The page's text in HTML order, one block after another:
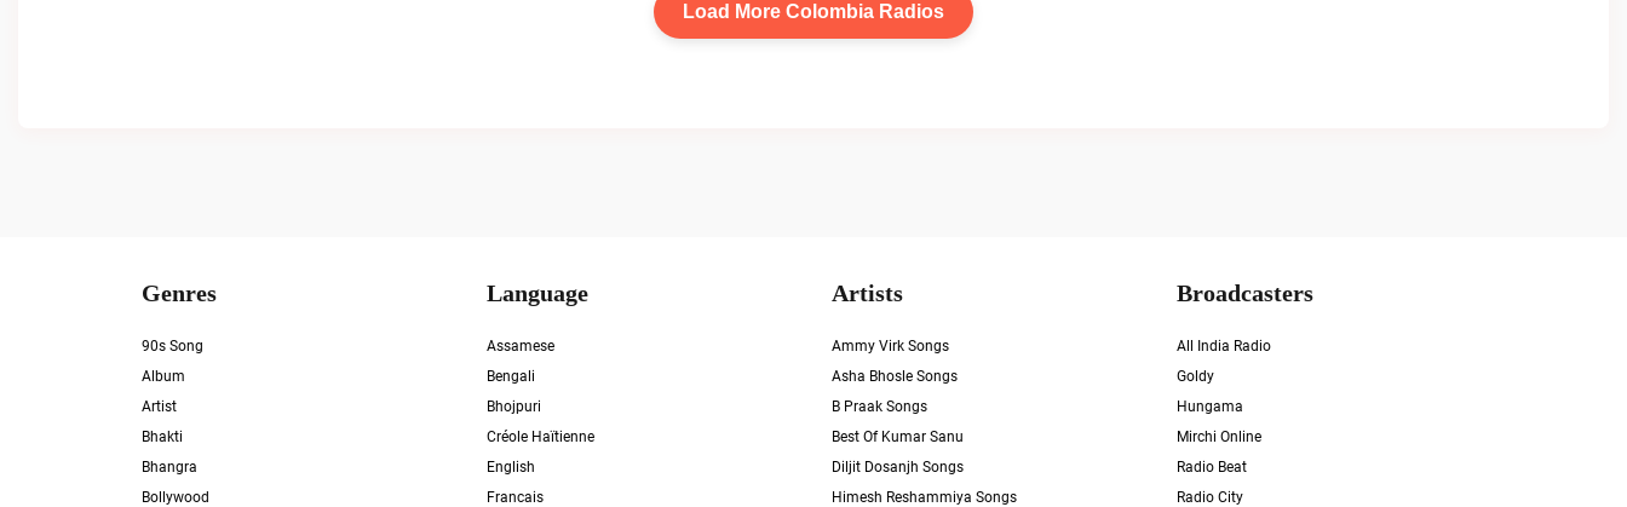
Load More Colombia Radios
Genres
90s Song
Album
Artist
Bhakti
Bhangra
Bollywood
Language
Assamese
Bengali
Bhojpuri
Créole Haïtienne
English
Francais
Artists
Ammy Virk Songs
Asha Bhosle Songs
B Praak Songs
Best Of Kumar Sanu
Diljit Dosanjh Songs
Himesh Reshammiya Songs
Broadcasters
All India Radio
Goldy
Hungama
Mirchi Online
Radio Beat
Radio City